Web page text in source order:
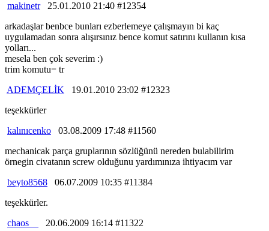
makinetr25.01.2010 21:40 #12354
arkadaşlar benbce bunları ezberlemeye çalışmayın bi kaç
uygulamadan sonra alışırsınız bence komut satırını kullanın kısa
yolları...
mesela ben çok severim :)
trim komutu= tr
ADEMÇELİK 19.01.2010 23:02 #12323
teşekkürler
kalınıcenko 03.08.2009 17:48 #11560
mechanicak parça gruplarının sözlüğünü nereden bulabilirim
örnegin civatanın screw olduğunu yardımınıza ihtiyacım var
beyto8568 06.07.2009 10:35 #11384
teşekkürler.
chaos__
20.06.2009 16:14 #11322